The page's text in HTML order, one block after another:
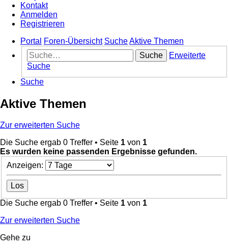
Kontakt
Anmelden
Registrieren
Portal
Foren-Übersicht SucheAktive Themen
Suche
Erweiterte
Suche
Suche
Aktive Themen
Zur erweiterten Suche
Die Suche ergab 0 Treffer • Seite 1 von 1
Es wurden keine passenden Ergebnisse gefunden.
Anzeigen:
Die Suche ergab 0 Treffer • Seite 1 von 1
Zur erweiterten Suche
Gehe zu